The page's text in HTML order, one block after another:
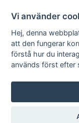
Andreas
Vi använder
Hej, denna
att den fungerar
förstå hur du
används först